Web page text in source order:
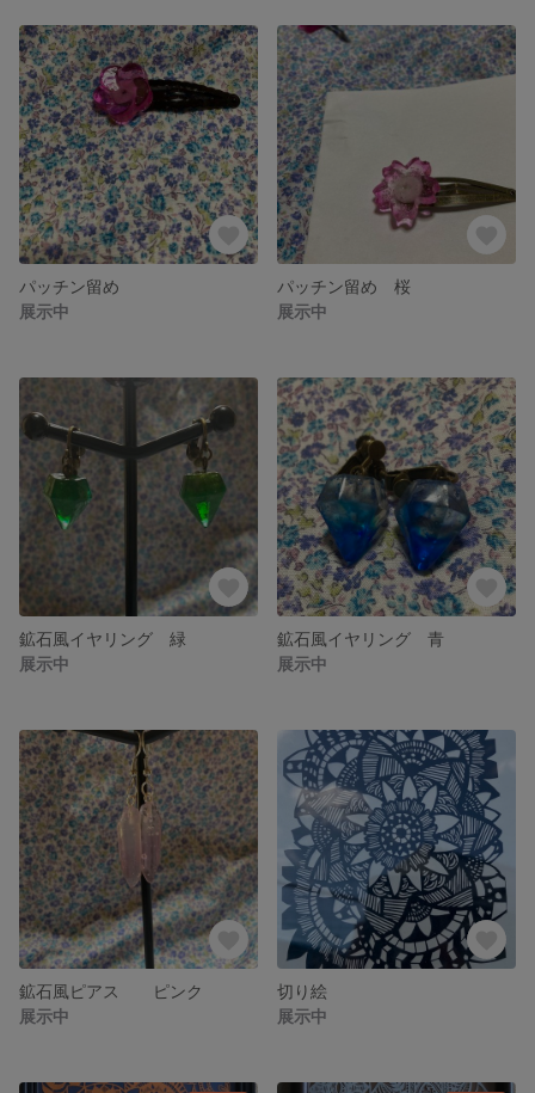
パッチン留め
展示中
パッチン留め 桜
展示中
鉱石風イヤリング 緑
展示中
鉱石風イヤリング 青
展示中
鉱石風ピアス ピンク
展示中
切り絵
展示中